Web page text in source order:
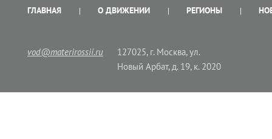
ГЛАВНАЯ О ДВИЖЕНИИ РЕГИОНЫ
vod@materirossii.ru
127025, г. Москва, ул.
Новый Арбат, д. 19, к. 2020